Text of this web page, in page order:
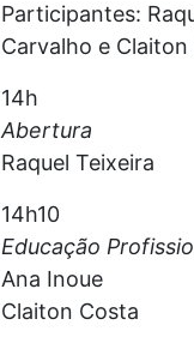
Participantes:
Carvalho e Claiton
14h
Abertura
Raquel Teixeira
14h10
Educação
Ana Inoue
Claiton Costa